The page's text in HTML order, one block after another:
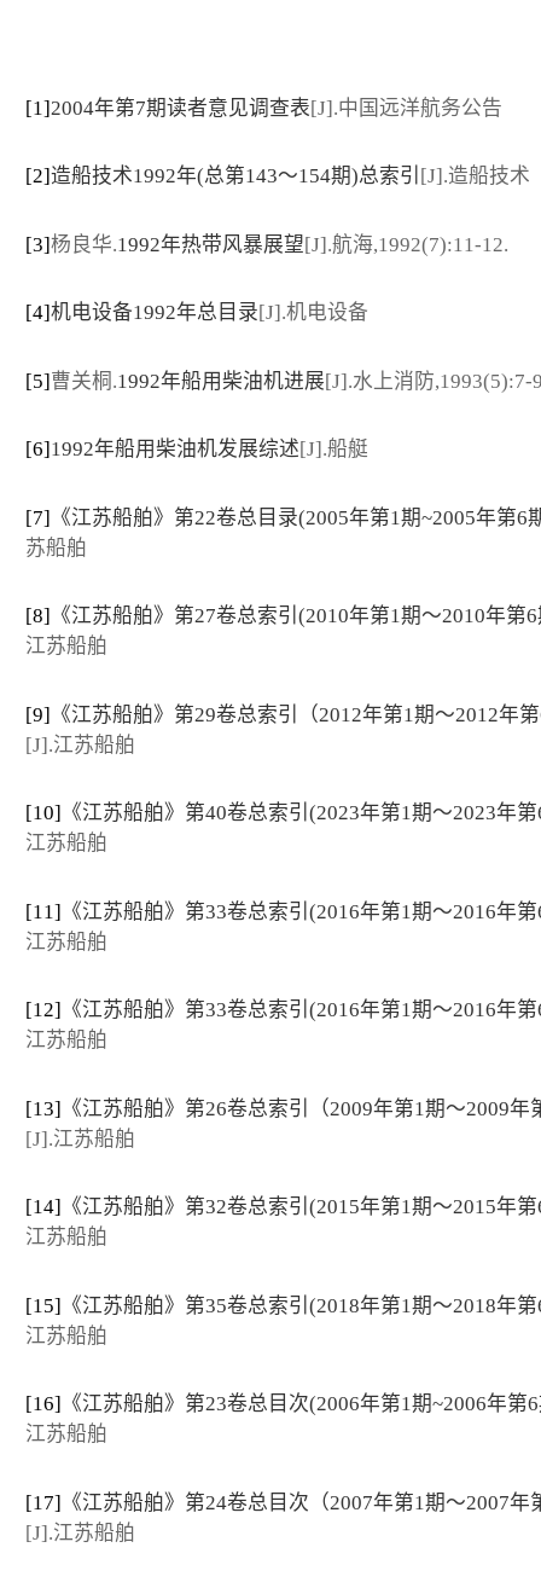
[1]2004年第7期读者意见调查表[J].中国远洋航务公告
[2]造船技术1992年(总第143～154期)总索引 [J].造船技术
[3]杨良华.1992年热带风暴展望[J].航海,1992(7):11-12.
[4]机电设备1992年总目录[J].机电设备
[5]曹关桐.1992年船用柴油机进展[J].水上消防,1993(5):7-
[6]1992年船用柴油机发展综述[J].船艇
[7] 《江苏船舶》第22卷总目录(2005年第1期~2005年第6
苏船舶
[8] 《江苏船舶》第27卷总索引(2010年第1期～2010年第
江苏船舶
[9] 《江苏船舶》第29卷总索引（2012年第1期～2012年
[J].江苏船舶
[10] 《江苏船舶》第40卷总索引(2023年第1期～2023年
江苏船舶
[11] 《江苏船舶》第33卷总索引(2016年第1期～2016年
江苏船舶
[12] 《江苏船舶》第33卷总索引(2016年第1期～2016年
江苏船舶
[13] 《江苏船舶》第26卷总索引（2009年第1期～2009年
[J].江苏船舶
[14] 《江苏船舶》第32卷总索引(2015年第1期～2015年
江苏船舶
[15] 《江苏船舶》第35卷总索引(2018年第1期～2018年
江苏船舶
[16] 《江苏船舶》第23卷总目次(2006年第1期~2006年第
江苏船舶
[17] 《江苏船舶》第24卷总目次（2007年第1期～2007年
[J].江苏船舶